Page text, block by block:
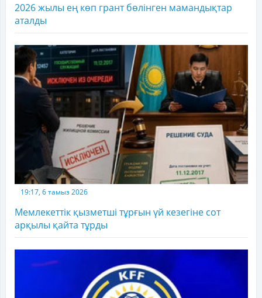
2026 жылы ең көп грант бөлінген мамандықтар
аталды
19:17, 6 тамыз 2026
Мемлекеттік қызметші тұрғын үй кезегіне сот
арқылы қайта тұрды